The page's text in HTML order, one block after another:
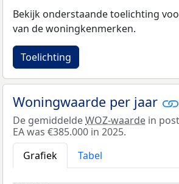
Bekijk onderstaande toelichting
van de woningkenmerken.
Toelichting
Woningwaarde per jaar
De gemiddeldeWOZ-waarde in
EA was €385.000 in 2025.
Grafiek
Tabel